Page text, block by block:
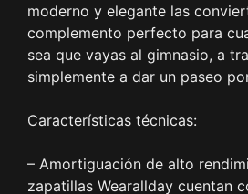
moderno y elegante las
complemento perfecto para
sea que vayas al gimnasio, a
simplemente a dar un paseo
Características técnicas:
– Amortiguación de alto
zapatillas Wearallday cuentan